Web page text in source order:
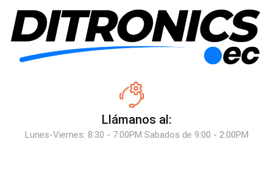
Llámanos al:
Lunes-Viernes: 8:30 - 7:00PM Sabados de 9:00 - 2:00PM